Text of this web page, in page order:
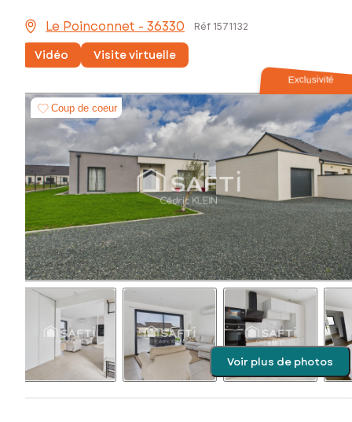
Le Poinconnet - 36330 Réf 1571132
Vidéo Visite virtuelle
Exclusivité
Coup de coeur
Voir plus de photos